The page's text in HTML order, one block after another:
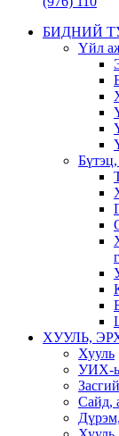
БИДНИЙ
Үйл
ХУУЛЬ,
Хууль
УИХ-
Сайд,